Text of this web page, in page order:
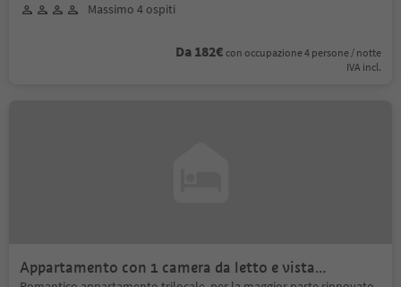
Massimo 4 ospiti
Da 182€ con occupazione 4 persone / notte
IVA incl.
Appartamento con 1 camera da letto e vista